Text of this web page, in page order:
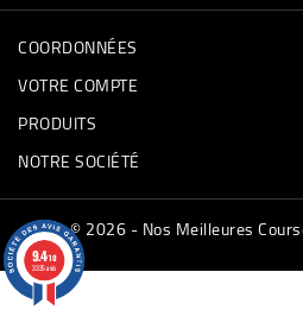
COORDONNÉES
VOTRE COMPTE
PRODUITS
NOTRE SOCIÉTÉ
© 2026 - Nos Meilleures
9.4/10
3335 avis